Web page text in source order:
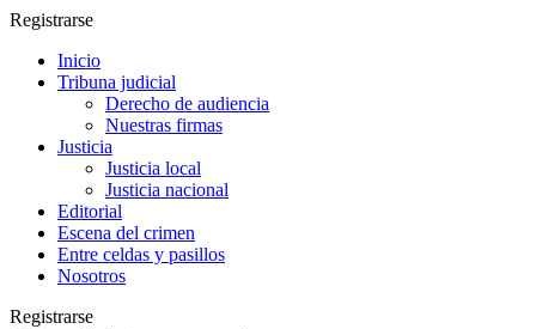
Registrarse
Inicio
Tribuna judicial
Derecho de audiencia
Nuestras firmas
Justicia
Justicia local
Justicia nacional
Editorial
Escena del crimen
Entre celdas y pasillos
Nosotros
Registrarse